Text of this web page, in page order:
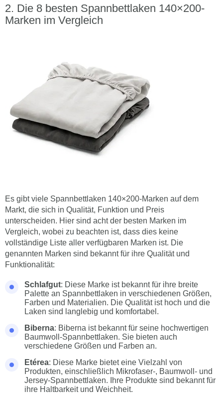
Die 8 besten Spannbettlaken 140×200-
Marken im Vergleich
Es gibt viele Spannbettlaken 140×200-Marken auf dem
Markt, die sich in Qualität, Funktion und Preis
unterscheiden. Hier sind acht der besten Marken im
Vergleich, wobei zu beachten ist, dass dies keine
vollständige Liste aller verfügbaren Marken ist. Die
genannten Marken sind bekannt für ihre Qualität und
Funktionalität:
Schlafgut: Diese Marke ist bekannt für ihre breite
Palette an Spannbettlaken in verschiedenen Größen,
Farben und Materialien. Die Qualität ist hoch und die
Laken sind langlebig und komfortabel.
Biberna: Biberna ist bekannt für seine hochwertigen
Baumwoll-Spannbettlaken. Sie bieten auch
verschiedene Größen und Farben an.
Etérea: Diese Marke bietet eine Vielzahl von
Produkten, einschließlich Mikrofaser-, Baumwoll- und
Jersey-Spannbettlaken. Ihre Produkte sind bekannt für
ihre Haltbarkeit und Weichheit.